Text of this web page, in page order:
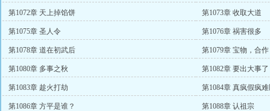
第1072章 天上掉馅饼 第1073章 收取大道
第1075章 圣人令 第1076章 祸害很多
第1078章 道在初武后 第1079章 宝物，合作
第1080章 多事之秋 第1082章 要出大事
第1083章 趁火打劫 第1084章 真疯假疯
第1086章 方平是谁？ 第1088章 认祖宗